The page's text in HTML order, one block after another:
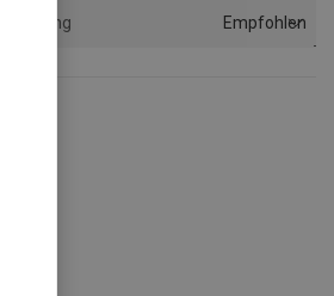
Sortierung Empfohlen